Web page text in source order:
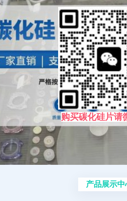
购买碳化硅片请
产品展示中